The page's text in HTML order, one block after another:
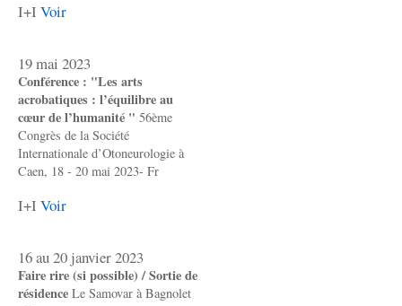
I+I Voir
19 mai 2023
Conférence : "Les arts
acrobatiques : l’équilibre au
cœur de l’humanité " 56ème
Congrès de la Société
Internationale d’Otoneurologie à
Caen, 18 - 20 mai 2023- Fr
I+I Voir
16 au 20 janvier 2023
Faire rire (si possible) / Sortie de
résidence Le Samovar à Bagnolet